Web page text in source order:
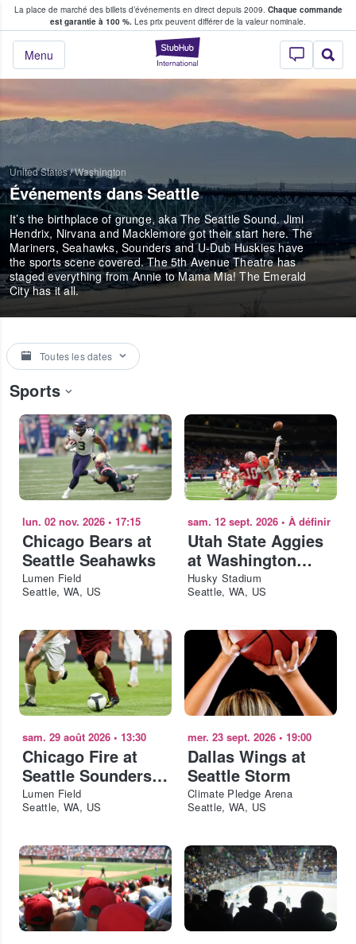
La place de marché des billets d’événements en direct depuis 2009. Chaque commande
est garantie à 100 %. Les prix peuvent différer de la valeur nominale.
StubHub - Où
Menu
fans achètent et vendent des billets
United States/Washington
Événements dans Seattle
It’s the birthplace of grunge, aka The Seattle Sound. Jimi
Hendrix, Nirvana and Macklemore got their start here. The
Mariners, Seahawks, Sounders and U-Dub Huskies have
the sports scene covered. The 5th Avenue Theatre has
staged everything from Annie to Mama Mia! The Emerald
City has it all.
Toutes les dates
Sports
lun. 02 nov. 2026 • 17:15
Chicago Bears at
Seattle Seahawks
Lumen Field
Seattle, WA, US
sam. 12 sept. 2026 • À définir
Utah State Aggies
at Washington
Huskies Football
Husky Stadium
Seattle, WA, US
sam. 29 août 2026 • 13:30
Chicago Fire at
Seattle Sounders
FC
Lumen Field
Seattle, WA, US
mer. 23 sept. 2026 • 19:00
Dallas Wings at
Seattle Storm
Climate Pledge Arena
Seattle, WA, US